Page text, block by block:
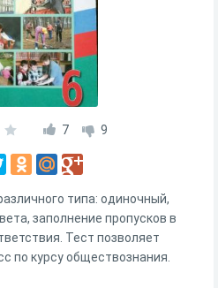
7 9
типа: одиночный,
заполнение пропусков в
Тест позволяет
по курсу обществознания.